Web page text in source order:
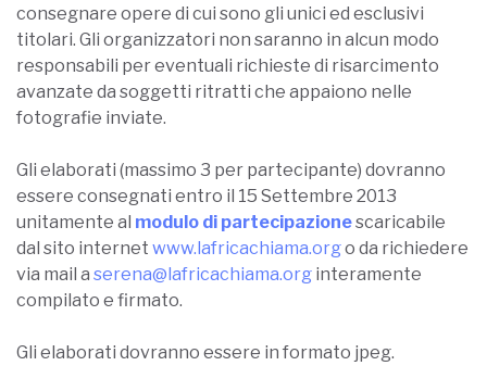
consegnare opere di cui sono gli unici ed esclusivi
titolari. Gli organizzatori non saranno in alcun modo
responsabili per eventuali richieste di risarcimento
avanzate da soggetti ritratti che appaiono nelle
fotografie inviate.
Gli elaborati (massimo 3 per partecipante) dovranno
essere consegnati entro il 15 Settembre 2013
unitamente al modulo di partecipazionescaricabile
dal sito internet www.lafricachiama.orgo da richiedere
via mail a serena@lafricachiama.org interamente
compilato e firmato.
Gli elaborati dovranno essere in formato jpeg.